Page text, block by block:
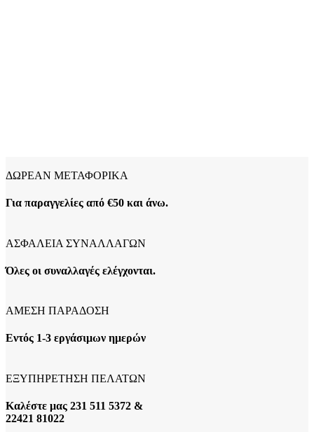
ΔΩΡΕΑΝ ΜΕΤΑΦΟΡΙΚΑ
Για παραγγελίες από €50 και άνω.
ΑΣΦΑΛΕΙΑ ΣΥΝΑΛΛΑΓΩΝ
Όλες οι συναλλαγές ελέγχονται.
ΑΜΕΣΗ ΠΑΡΑΔΟΣΗ
Εντός 1-3 εργάσιμων ημερών
ΕΞΥΠΗΡΕΤΗΣΗ ΠΕΛΑΤΩΝ
Καλέστε μας 231 511 5372 &
22421 81022